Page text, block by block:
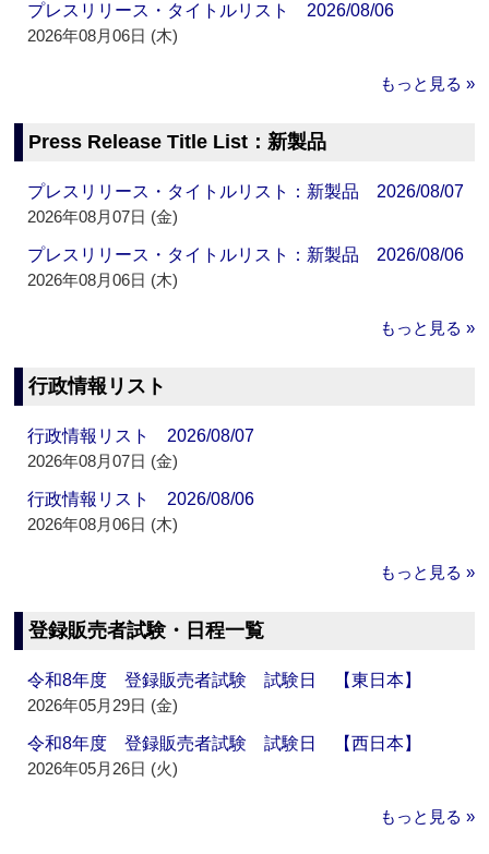
プレスリリース・タイトルリスト 2026/08/06
2026年08月06日 (木)
もっと見る »
Press Release Title List：新製品
プレスリリース・タイトルリスト：新製品 2026/08/07
2026年08月07日 (金)
プレスリリース・タイトルリスト：新製品 2026/08/06
2026年08月06日 (木)
もっと見る »
行政情報リスト
行政情報リスト 2026/08/07
2026年08月07日 (金)
行政情報リスト 2026/08/06
2026年08月06日 (木)
もっと見る »
登録販売者試験・日程一覧
令和8年度 登録販売者試験 試験日 【東日本】
2026年05月29日 (金)
令和8年度 登録販売者試験 試験日 【西日本】
2026年05月26日 (火)
もっと見る »